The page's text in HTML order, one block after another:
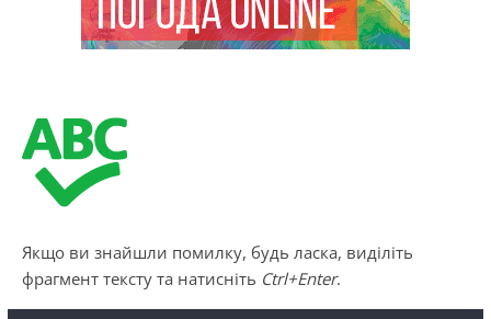
Якщо ви знайшли помилку, будь ласка, виділіть
фрагмент тексту та натисніть Ctrl+Enter.